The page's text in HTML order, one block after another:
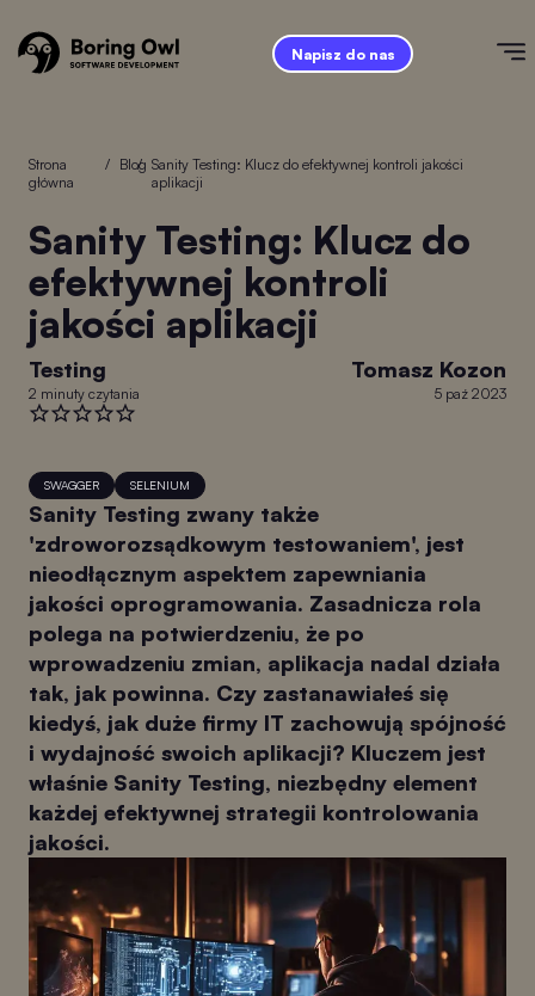
Napisz do nas
Strona
główna
/ Blog
/ Sanity Testing: Klucz do efektywnej kontroli jakości
aplikacji
Sanity Testing: Klucz do
efektywnej kontroli
jakości aplikacji
Testing
2 minuty czytania
Tomasz Kozon
5 paź 2023
SWAGGER SELENIUM
Sanity Testing zwany także
'zdroworozsądkowym testowaniem', jest
nieodłącznym aspektem zapewniania
jakości oprogramowania. Zasadnicza rola
polega na potwierdzeniu, że po
wprowadzeniu zmian, aplikacja nadal działa
tak, jak powinna. Czy zastanawiałeś się
kiedyś, jak duże firmy IT zachowują spójność
i wydajność swoich aplikacji? Kluczem jest
właśnie Sanity Testing, niezbędny element
każdej efektywnej strategii kontrolowania
jakości.